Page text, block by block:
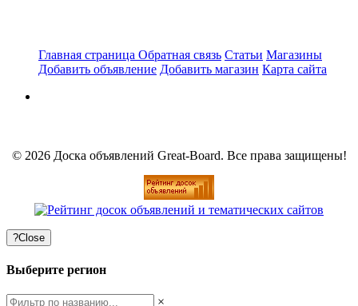
Главная страница Обратная связь Статьи Магазины
Добавить объявление Добавить магазин Карта сайта
© 2026 Доска объявлений Great-Board. Все права защищены!
?Close
Выберите регион
×